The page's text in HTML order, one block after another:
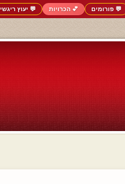
💬 פורומים 💕 הכרויות 💬 יעוץ ריגשי